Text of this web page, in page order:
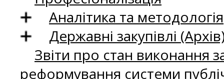
Аналітика та методологія
Державні закупівлі
Звіти про стан виконання
реформування системи